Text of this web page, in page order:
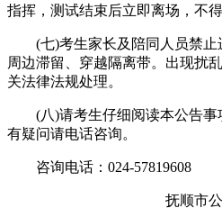
指挥，测试结束后立即离场，不得
(七)考生家长及陪同人员禁止
周边滞留、穿越隔离带。出现扰
关法律法规处理。
(八)请考生仔细阅读本公告事
有疑问请电话咨询。
咨询电话：024-57819608
抚顺市公